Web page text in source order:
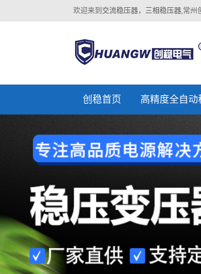
欢迎来到 交流稳压器，三相稳压器,常州
创稳首页 高精度全自动